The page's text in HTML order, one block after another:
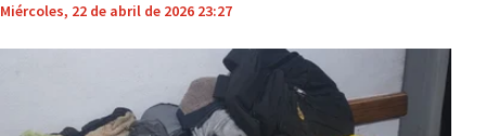
Miércoles, 22 de abril de 2026 23:27